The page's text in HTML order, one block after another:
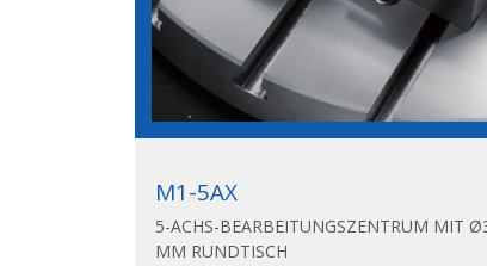
M1-5AX
5-ACHS-BEARBEITUNGSZENTRUM MIT
MM RUNDTISCH